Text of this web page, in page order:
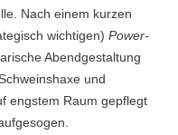
Nach einem kurzen
wichtigen) Power-
Abendgestaltung
und
engstem Raum gepflegt